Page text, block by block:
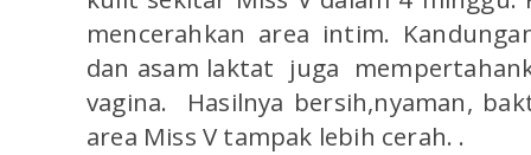
mencerahkan area intim.
dan asam laktat juga
vagina. Hasilnya bersih,nyaman,
area Miss V tampak lebih cerah. .